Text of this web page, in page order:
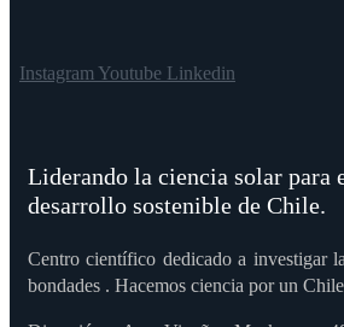
Instagram Youtube Linkedin
Liderando la ciencia solar para
desarrollo sostenible de Chile.
Centro científico dedicado a investigar
bondades . Hacemos ciencia por un